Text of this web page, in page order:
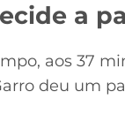
a
aos 37
deu um